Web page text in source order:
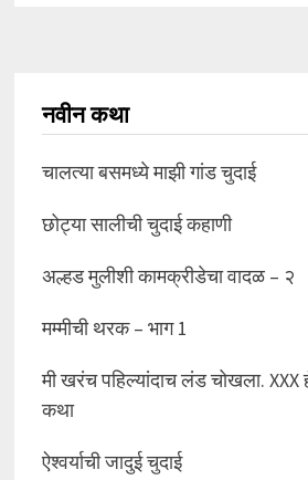
नवीन कथा
चालत्या बसमध्ये माझी गांड चुदाई
छोट्या सालीची चुदाई कहाणी
अल्हड मुलीशी कामक्रीडेचा वादळ – २
मम्मीची थरक – भाग 1
मी खरंच पहिल्यांदाच लंड चोखला.
कथा
ऐश्वर्याची जादुई चुदाई